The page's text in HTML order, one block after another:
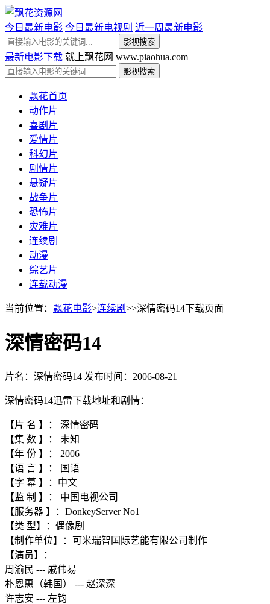
今日最新电影 今日最新电视剧 近一周最新电影
最新电影下载 就上飘花网 www.piaohua.com
飘花首页
动作片
喜剧片
爱情片
科幻片
剧情片
悬疑片
战争片
恐怖片
灾难片
连续剧
动漫
综艺片
连载动漫
当前位置： 飘花电影>连续剧 >>深情密码14下载页面
深情密码14
片名：深情密码14 发布时间：2006-08-21
深情密码14迅雷下载地址和剧情：
【片 名 】： 深情密码
【集 数 】： 未知
【年 份 】： 2006
【语 言 】： 国语
【字 幕 】：中文
【监 制 】： 中国电视公司
【服务器 】：DonkeyServer No1
【类 型】：偶像剧
【制作单位】：可米瑞智国际艺能有限公司制作
【演员】：
周渝民 --- 戚伟易
朴恩惠（韩国） --- 赵深深
许志安 --- 左钧